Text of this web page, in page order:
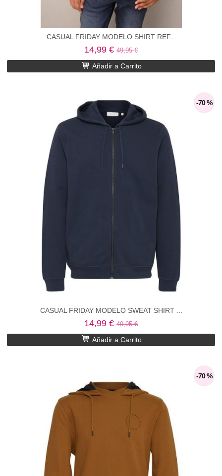
CASUAL FRIDAY MODELO SHIRT REF...
14,99 € 49,95 €
Añadir a Carrito
-70 %
CASUAL FRIDAY MODELO SWEAT SHIRT ...
14,99 € 49,95 €
Añadir a Carrito
-70 %